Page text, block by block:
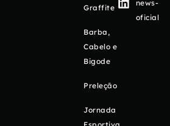
Graffite
Barba,
Cabelo e
Bigode
Preleção
Jornada
news-
oficial